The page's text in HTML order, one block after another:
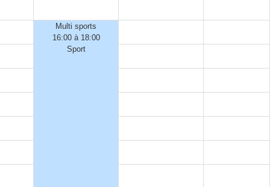
Multi sports
16:00 à 18:00
Sport